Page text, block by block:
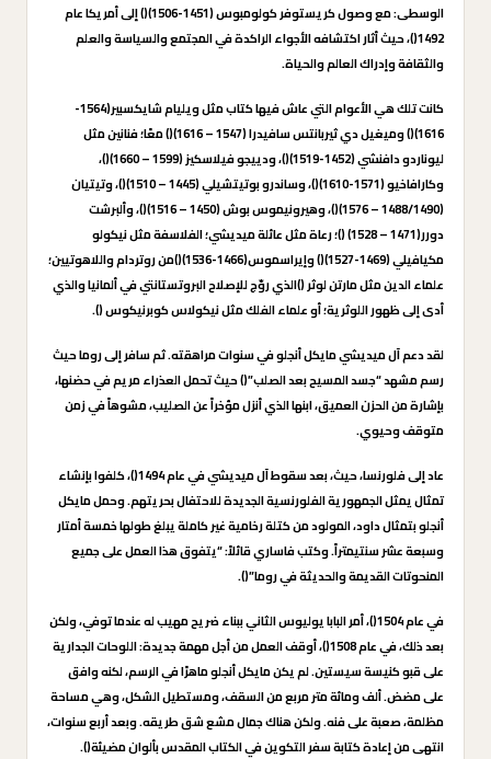
الوسطى: مع وصول كريستوفر كولومبوس (1451-1506)() إلى أمريكا عام
1492()، حيث أثار اكتشافه الأجواء الراكدة في المجتمع والسياسة والعلم
والثقافة وإدراك العالم والحياة.
كانت تلك هي الأعوام التي عاش فيها كتاب مثل ويليام شايكسبير(1564-
1616)() وميغيل دي ثيربانتس سافيدرا (1547 – 1616)() معًا؛ فنانين مثل
ليوناردو دافنشي (1452-1519)()، ودييجو فيلاسكيز (1599 – 1660)()،
وكارافاخيو (1571-1610)()، وساندرو بوتيتشيلي (1445 – 1510)()، وتيتيان
(1488/1490 – 1576)()، وهيرونيموس بوش (1450 – 1516)()، وألبرشت
دورر(1471 – 1528) ()؛ رعاة مثل عائلة ميديشي؛ الفلاسفة مثل نيكولو
مكيافيلي (1469-1527)() وإيراسموس(1466-1536)()من روتردام واللاهوتيين؛
علماء الدين مثل مارتن لوثر ()الذي روّج للإصلاح البروتستانتي في ألمانيا والذي
أدى إلى ظهور اللوثرية؛ أو علماء الفلك مثل نيكولاس كوبرنيكوس ().
لقد دعم آل ميديشي مايكل أنجلو في سنوات مراهقته. ثم سافر إلى روما حيث
رسم مشهد “جسد المسيح بعد الصلب”() حيث تحمل العذراء مريم في حضنها،
بإشارة من الحزن العميق، ابنها الذي أنزل مؤخراً عن الصليب، مشوهاً في زمن
متوقف وحيوي.
عاد إلى فلورنسا، حيث، بعد سقوط آل ميديشي في عام 1494()، كلفوا بإنشاء
تمثال يمثل الجمهورية الفلورنسية الجديدة للاحتفال بحريتهم. وحمل مايكل
أنجلو بتمثال داود، المولود من كتلة رخامية غير كاملة يبلغ طولها خمسة أمتار
وسبعة عشر سنتيمتراً. وكتب فاساري قائلاً: “يتفوق هذا العمل على جميع
المنحوتات القديمة والحديثة في روما”().
في عام 1504()، أمر البابا يوليوس الثاني ببناء ضريح مهيب له عندما توفي، ولكن
بعد ذلك، في عام 1508()، أوقف العمل من أجل مهمة جديدة: اللوحات الجدارية
على قبو كنيسة سيستين. لم يكن مايكل أنجلو ماهرًا في الرسم، لكنه وافق
على مضض. ألف ومائة متر مربع من السقف، ومستطيل الشكل، وهي مساحة
مظلمة، صعبة على فنه. ولكن هناك جمال مشع شق طريقه. وبعد أربع سنوات،
انتهى من إعادة كتابة سفر التكوين في الكتاب المقدس بألوان مضيئة().